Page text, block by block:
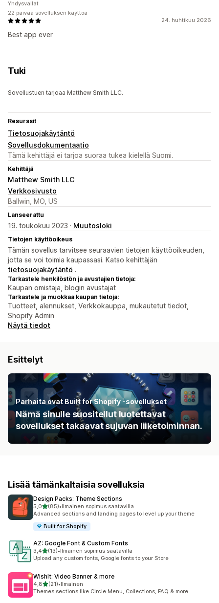
24. huhtikuu 2026
Best app ever
Yhdysvallat
22 päivää sovelluksen käyttöä
Tuki
Sovellustuen tarjoaa Matthew Smith LLC.
Resurssit
Tietosuojakäytäntö
Sovellusdokumentaatio
Tämä kehittäjä ei tarjoa suoraa tukea kielellä Suomi.
Kehittäjä
Matthew Smith LLC
Verkkosivusto
Ballwin, MO, US
Lanseerattu
19. toukokuu 2023 · Muutosloki
Tietojen käyttöoikeus
Tämän sovellus tarvitsee seuraavien tietojen käyttöoikeuden,
jotta se voi toimia kaupassasi. Katso kehittäjän
tietosuojakäytäntö .
Tarkastele henkilöstön ja avustajien tietoja:
Kaupan omistaja, blogin avustajat
Tarkastele ja muokkaa kaupan tietoja:
Tuotteet, alennukset, Verkkokauppa, mukautetut tiedot,
Shopify Admin
Näytä tiedot
Esittelyt
Parhaita ovat Built for Shopify ‑sovellukset
Nämä sinulle suositellut luotettavat
sovellukset takaavat sujuvan liiketoiminnan.
Lisää tämänkaltaisia sovelluksia
Design Packs: Theme Sections
5,0/ 5 tähteä
(85)
85 arvostelua yhteensä
•Ilmainen sopimus saatavilla
Advanced sections and landing pages to level up your theme
Built for Shopify
AZ: Google Font & Custom Fonts
3,4/ 5 tähteä
(13)
13 arvostelua yhteensä
•Ilmainen sopimus saatavilla
Upload any custom fonts, Google fonts to your Store
WishIt: Video Banner & more
4,8/ 5 tähteä
(21)
21 arvostelua yhteensä
•Ilmainen
Themes sections like Circle Menu, Collections, FAQ & more